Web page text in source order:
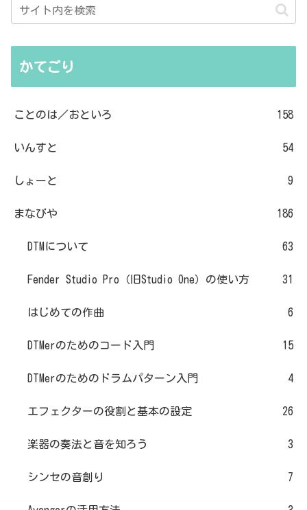
かてごり
ことのは／おといろ 158
いんすと 54
しょーと 9
まなびや 186
DTMについて 63
Fender Studio Pro（旧Studio One）の使い方 31
はじめての作曲 6
DTMerのためのコード入門 15
DTMerのためのドラムパターン入門 4
エフェクターの役割と基本の設定 26
楽器の奏法と音を知ろう 3
シンセの音創り 7